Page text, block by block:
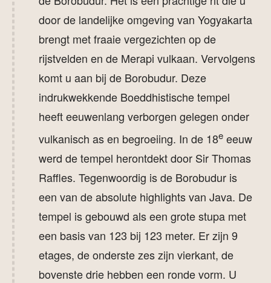
door de landelijke omgeving van Yogyakarta
brengt met fraaie vergezichten op de
rijstvelden en de Merapi vulkaan. Vervolgens
komt u aan bij de Borobudur. Deze
indrukwekkende Boeddhistische tempel
heeft eeuwenlang verborgen gelegen onder
vulkanisch as en begroeiing. In de 18e eeuw
werd de tempel herontdekt door Sir Thomas
Raffles. Tegenwoordig is de Borobudur is
een van de absolute highlights van Java. De
tempel is gebouwd als een grote stupa met
een basis van 123 bij 123 meter. Er zijn 9
etages, de onderste zes zijn vierkant, de
bovenste drie hebben een ronde vorm. U